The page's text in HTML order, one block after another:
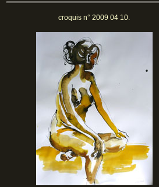
croquis n° 2009 04 10.